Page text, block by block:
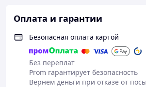
Подставка легка в использовании и
можете легко перемещать ее в нужное
патио или на террасе. Она также
занимает много места, что позволяет
проблем, когда она не используется.
Оплата и гарантии
Безопасная оплата картой
Без переплат
Prom гарантирует безопасность
Вернем деньги при отказе от